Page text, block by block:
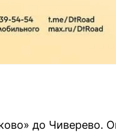
до Чиверево.